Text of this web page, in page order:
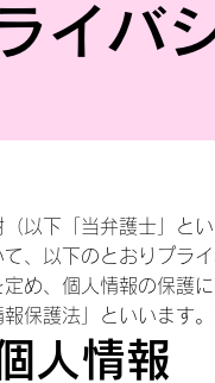
イバ
（以下「当弁護士」と
て、以下のとおりプラ
定め、個人情報の保護
報保護法」といいます
人情報